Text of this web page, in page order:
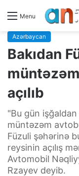
Menu
Azərbaycan
Bakıdan
açılıb
"Bu gün
müntəzəm
Füzuli şəhərinə
reysinin açılış
Avtomobil
Rzayev deyib.